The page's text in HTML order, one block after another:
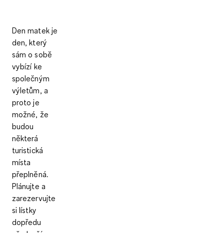
Den matek je
den, který
sám o sobě
vybízí ke
společným
výletům, a
proto je
možné, že
budou
některá
turistická
místa
přeplněná.
Plánujte a
zarezervujte
si lístky
dopředu